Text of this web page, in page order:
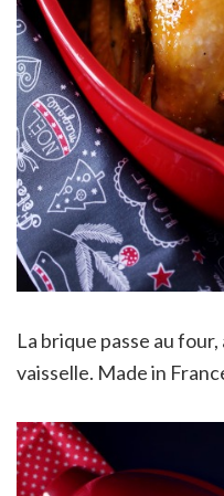
La brique passe au
vaisselle. Made in